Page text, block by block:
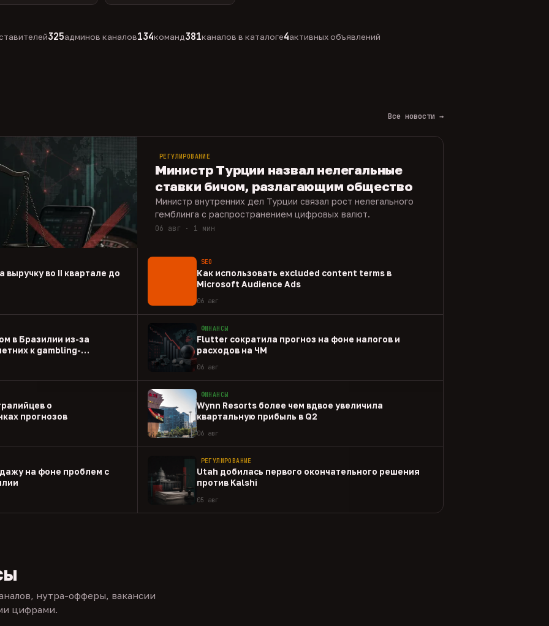
325админов каналов134команд381каналов в каталоге4активных объявлений
Все новости →
РЕГУЛИРОВАНИЕ
Министр Турции назвал нелегальные
ставки бичом, разлагающим общество
Министр внутренних дел Турции связал рост нелегального
гемблинга с распространением цифровых валют.
06 авг · 1 мин
выручку во II квартале до
SEO
Как использовать excluded content terms в
Microsoft Audience Ads
06 авг
в Бразилии из-за
к gambling-
ФИНАНСЫ
Flutter сократила прогноз на фоне налогов и
расходов на ЧМ
06 авг
о
прогнозов
ФИНАНСЫ
Wynn Resorts более чем вдвое увеличила
квартальную прибыль в Q2
06 авг
на фоне проблем с
РЕГУЛИРОВАНИЕ
Utah добилась первого окончательного решения
против Kalshi
05 авг
нутра-офферы, вакансии
цифрами.